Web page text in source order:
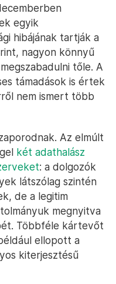
egyik
hibájának tartják a
nagyon könnyű
tőle. A
támadások is értek
nem ismert több
Az elmúlt
két adathalász
: a dolgozók
látszólag szintén
de a legitim
megnyitva
Többféle kártevőt
ellopott a
kiterjesztésű